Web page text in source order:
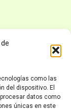
como las
del dispositivo. El
datos como
únicas en este